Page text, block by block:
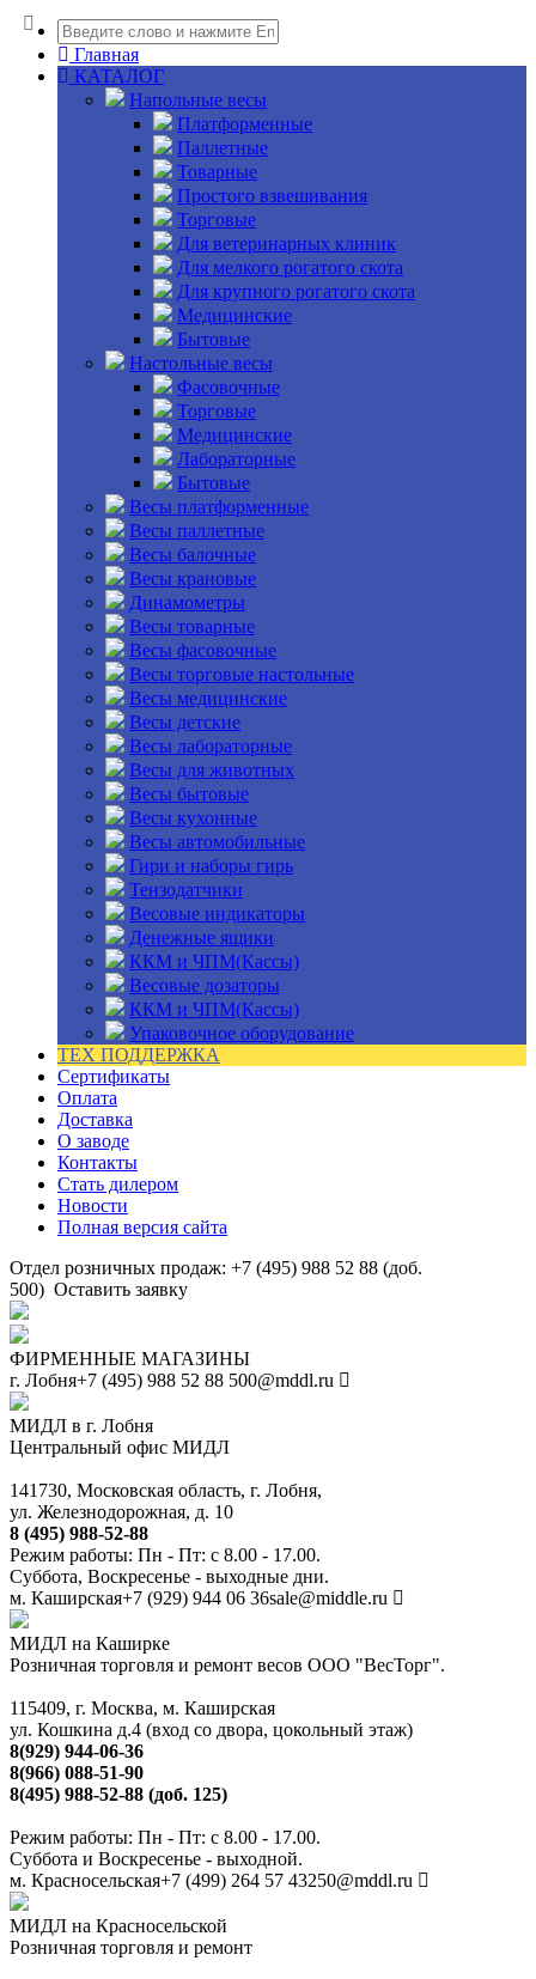
Главная
КАТАЛОГ
Напольные весы
Платформенные
Паллетные
Товарные
Простого взвешивания
Торговые
Для ветеринарных клиник
Для мелкого рогатого скота
Для крупного рогатого скота
Медицинские
Бытовые
Настольные весы
Фасовочные
Торговые
Медицинские
Лабораторные
Бытовые
Весы платформенные
Весы паллетные
Весы балочные
Весы крановые
Динамометры
Весы товарные
Весы фасовочные
Весы торговые настольные
Весы медицинские
Весы детские
Весы лабораторные
Весы для животных
Весы бытовые
Весы кухонные
Весы автомобильные
Гири и наборы гирь
Тензодатчики
Весовые индикаторы
Денежные ящики
ККМ и ЧПМ(Кассы)
Весовые дозаторы
ККМ и ЧПМ(Кассы)
Упаковочное оборудование
ТЕХ ПОДДЕРЖКА
Сертификаты
Оплата
Доставка
О заводе
Контакты
Стать дилером
Новости
Полная версия сайта
Отдел розничных продаж: +7 (495) 988 52 88 (доб.
500) Оставить заявку
ФИРМЕННЫЕ МАГАЗИНЫ
г. Лобня+7 (495) 988 52 88 500@mddl.ru
МИДЛ в г. Лобня
Центральный офис МИДЛ
141730, Московская область, г. Лобня,
ул. Железнодорожная, д. 10
8 (495) 988-52-88
Режим работы: Пн - Пт: с 8.00 - 17.00.
Суббота, Воскресенье - выходные дни.
м. Каширская+7 (929) 944 06 36sale@middle.ru
МИДЛ на Каширке
Розничная торговля и ремонт весов ООО "ВесТорг".
115409, г. Москва, м. Каширская
ул. Кошкина д.4 (вход со двора, цокольный этаж)
8(929) 944-06-36
8(966) 088-51-90
8(495) 988-52-88 (доб. 125)
Режим работы: Пн - Пт: с 8.00 - 17.00.
Суббота и Воскресенье - выходной.
м. Красносельская+7 (499) 264 57 43250@mddl.ru
МИДЛ на Красносельской
Розничная торговля и ремонт